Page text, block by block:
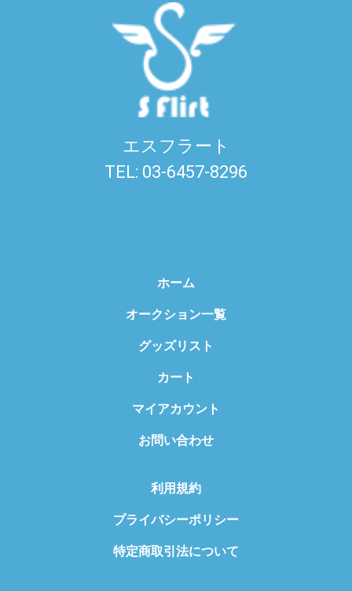
エスフラート
TEL: 03-6457-8296
ホーム
オークション一覧
グッズリスト
カート
マイアカウント
お問い合わせ
利用規約
プライバシーポリシー
特定商取引法について